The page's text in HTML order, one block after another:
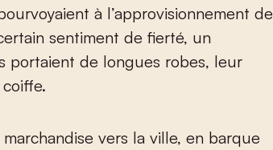
à l’approvisionnement de
sentiment de fierté, un
portaient de longues robes, leur
vers la ville, en barque